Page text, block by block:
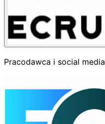
Pracodawca i social media